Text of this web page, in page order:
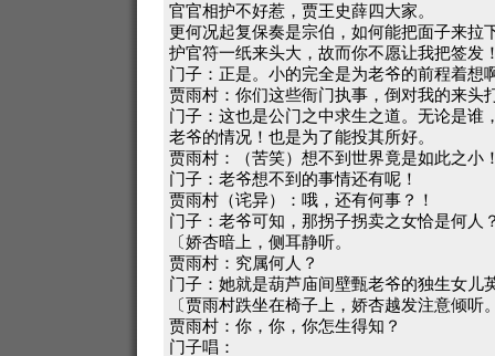
官官相护不好惹，贾王史薛四大家。
更何况起复保奏是宗伯，如何能把面子来拉
护官符一纸来头大，故而你不愿让我把签发
门子：正是。小的完全是为老爷的前程着想
贾雨村：你们这些衙门执事，倒对我的来头
门子：这也是公门之中求生之道。无论是谁
老爷的情况！也是为了能投其所好。
贾雨村：（苦笑）想不到世界竟是如此之小
门子：老爷想不到的事情还有呢！
贾雨村（诧异）：哦，还有何事？！
门子：老爷可知，那拐子拐卖之女恰是何人
〔娇杏暗上，侧耳静听。
贾雨村：究属何人？
门子：她就是葫芦庙间壁甄老爷的独生女儿
〔贾雨村跌坐在椅子上，娇杏越发注意倾听
贾雨村：你，你，你怎生得知？
门子唱：